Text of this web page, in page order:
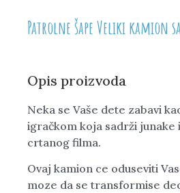
Patrolne šape Veliki kamion
Opis proizvoda
Neka se Vaše dete zabavi
igračkom koja sadrži
crtanog filma.
Ovaj kamion ce oduseviti
moze da se transformise